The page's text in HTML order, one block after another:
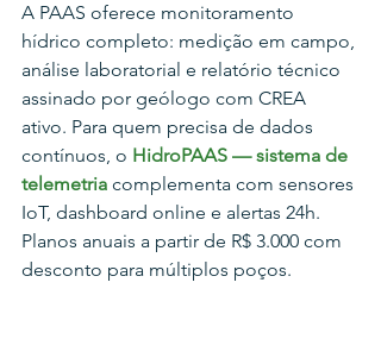
A PAAS oferece monitoramento
hídrico completo: medição em campo,
análise laboratorial e relatório técnico
assinado por geólogo com CREA
ativo. Para quem precisa de dados
contínuos, o HidroPAAS — sistema de
telemetria complementa com sensores
IoT, dashboard online e alertas 24h.
Planos anuais a partir de R$ 3.000 com
desconto para múltiplos poços.